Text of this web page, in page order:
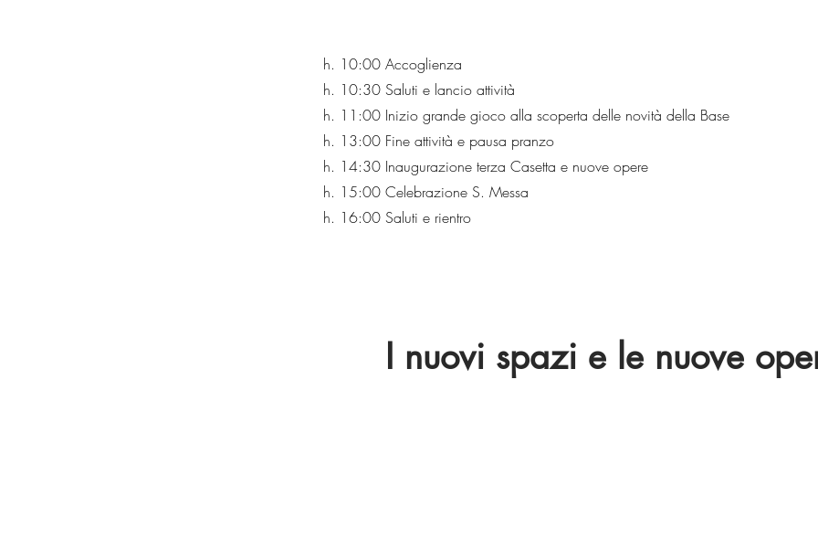
h. 10:00 Accoglienza
h. 10:30 Saluti e lancio attività
h. 11:00 Inizio grande gioco alla scoperta delle novità della Base
h. 13:00 Fine attività e pausa pranzo
h. 14:30 Inaugurazione terza Casetta e nuove opere
h. 15:00 Celebrazione S. Messa
h. 16:00 Saluti e rientro
I nuovi spazi e le nuove